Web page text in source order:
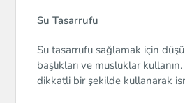
Su Tasarrufu
Su tasarrufu sağlamak için
başlıkları ve musluklar
dikkatli bir şekilde kullanarak